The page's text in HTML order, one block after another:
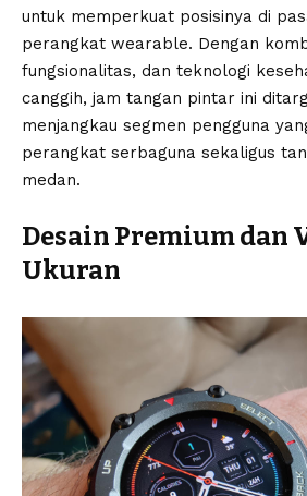
untuk memperkuat posisinya di
perangkat wearable. Dengan
fungsionalitas, dan teknologi
canggih, jam tangan pintar ini
menjangkau segmen pengguna
perangkat serbaguna sekaligus
medan.
Desain Premium dan
Ukuran